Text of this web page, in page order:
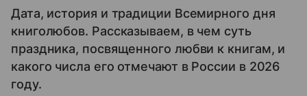
Дата, история и традиции Всемирного дня
книголюбов. Рассказываем, в чем суть
праздника, посвященного любви к книгам, и
какого числа его отмечают в России в 2026
году.